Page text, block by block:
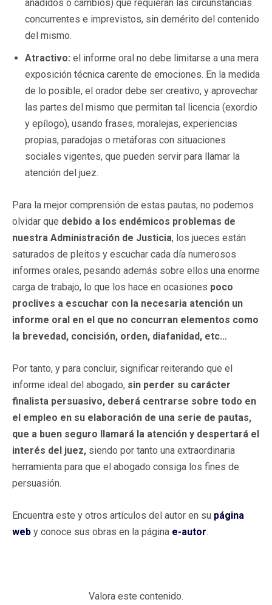
añadidos o cambios) que requieran las circunstancias
concurrentes e imprevistos, sin demérito del contenido
del mismo.
Atractivo: el informe oral no debe limitarse a una mera
exposición técnica carente de emociones. En la medida
de lo posible, el orador debe ser creativo, y aprovechar
las partes del mismo que permitan tal licencia (exordio
y epílogo), usando frases, moralejas, experiencias
propias, paradojas o metáforas con situaciones
sociales vigentes, que pueden servir para llamar la
atención del juez.
Para la mejor comprensión de estas pautas, no podemos
olvidar que debido a los endémicos problemas de
nuestra Administración de Justicia, los jueces están
saturados de pleitos y escuchar cada día numerosos
informes orales, pesando además sobre ellos una enorme
carga de trabajo, lo que los hace en ocasiones poco
proclives a escuchar con la necesaria atención un
informe oral en el que no concurran elementos como
la brevedad, concisión, orden, diafanidad, etc…
Por tanto, y para concluir, significar reiterando que el
informe ideal del abogado, sin perder su carácter
finalista persuasivo, deberá centrarse sobre todo en
el empleo en su elaboración de una serie de pautas,
que a buen seguro llamará la atención y despertará el
interés del juez, siendo por tanto una extraordinaria
herramienta para que el abogado consiga los fines de
persuasión.
Encuentra este y otros artículos del autor en su página
web y conoce sus obras en la página e-autor.
Valora este contenido.